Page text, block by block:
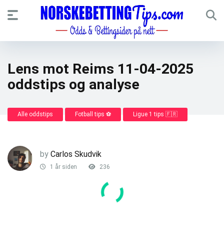
Lens mot Reims 11-04-2025
oddstips og analyse
Alle oddstips Fotball tips ⚽ Ligue 1 tips 🇫🇷
by Carlos Skudvik
1 år siden 236